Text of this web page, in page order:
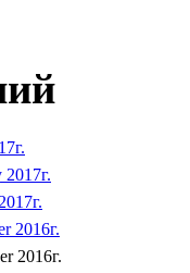
2016г.
2016г.